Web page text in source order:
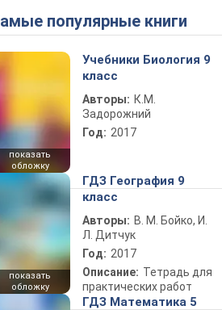
Самые популярные книги
показать
обложку
Учебники Биология 9
класс
Авторы: К.М.
Задорожний
Год: 2017
показать
обложку
ГДЗ География 9
класс
Авторы: В. М. Бойко, И.
Л. Дитчук
Год: 2017
Описание: Тетрадь для
практических работ
ГДЗ Математика 5